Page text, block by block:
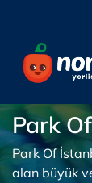
Park
Park Of
alan büyük